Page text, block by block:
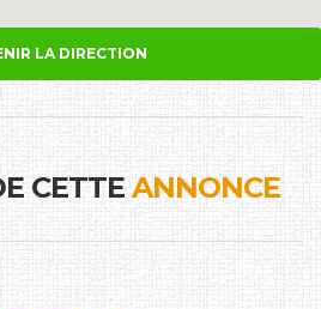
LA DIRECTION
CETTEANNONCE